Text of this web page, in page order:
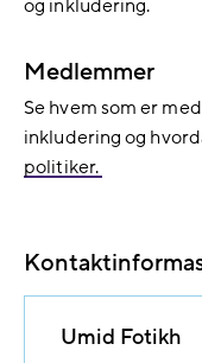
og inkludering.
Medlemmer
Se hvem som er
inkludering og
politiker.
Umid Fotikh